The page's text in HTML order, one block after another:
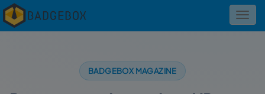
BADGEBOX MAGAZINE